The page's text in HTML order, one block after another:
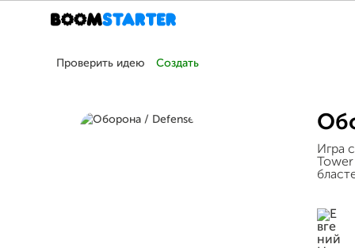
Проверить идею Создать
Игра